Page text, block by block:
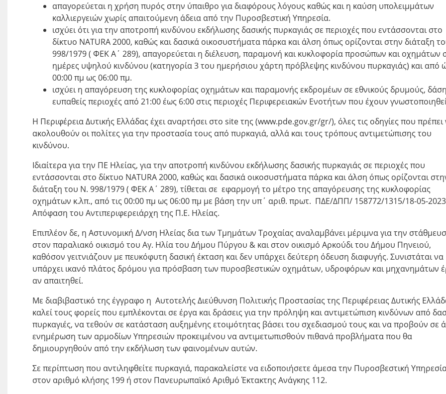
απαγορεύεται η χρήση πυρός στην ύπαιθρο για διαφόρους λόγους καθώς και η καύση υπολειμμάτων
καλλιεργειών χωρίς απαιτούμενη άδεια από την Πυροσβεστική Υπηρεσία.
ισχύει ότι για την αποτροπή κινδύνου εκδήλωσης δασικής πυρκαγιάς σε περιοχές που εντάσσονται στο
δίκτυο NATURA 2000, καθώς και δασικά οικοσυστήματα πάρκα και άλση όπως ορίζονται στην διάταξη
998/1979 ( ΦΕΚ Α΄ 289), απαγορεύεται η διέλευση, παραμονή και κυκλοφορία προσώπων και οχημάτων
ημέρες υψηλού κινδύνου (κατηγορία 3 του ημερήσιου χάρτη πρόβλεψης κινδύνου πυρκαγιάς) και από
00:00 πμ ως 06:00 πμ.
ισχύει η απαγόρευση της κυκλοφορίας οχημάτων και παραμονής εκδρομέων σε εθνικούς δρυμούς,
ευπαθείς περιοχές από 21:00 έως 6:00 στις περιοχές Περιφερειακών Ενοτήτων που έχουν
Η Περιφέρεια Δυτικής Ελλάδας έχει αναρτήσει στο site της (www.pde.gov.gr/gr/), όλες τις οδηγίες που πρέπει
ακολουθούν οι πολίτες για την προστασία τους από πυρκαγιά, αλλά και τους τρόπους αντιμετώπισης του
κινδύνου.
Ιδιαίτερα για την ΠΕ Ηλείας, για την αποτροπή κινδύνου εκδήλωσης δασικής πυρκαγιάς σε περιοχές που
εντάσσονται στο δίκτυο NATURA 2000, καθώς και δασικά οικοσυστήματα πάρκα και άλση όπως ορίζονται
διάταξη του Ν. 998/1979 ( ΦΕΚ Α΄ 289), τίθεται σε εφαρμογή το μέτρο της απαγόρευσης της κυκλοφορίας
οχημάτων κ.λπ., από τις 00:00 πμ ως 06:00 πμ με βάση την υπ΄ αριθ. πρωτ. ΠΔΕ/ΔΠΠ/ 158772/1315/18-05-2023
Απόφαση του Αντιπεριφερειάρχη της Π.Ε. Ηλείας.
Επιπλέον δε, η Αστυνομική Δ/νση Ηλείας δια των Τμημάτων Τροχαίας αναλαμβάνει μέριμνα για την
στον παραλιακό οικισμό του Αγ. Ηλία του Δήμου Πύργου & και στον οικισμό Αρκούδι του Δήμου Πηνειού,
καθόσον γειτνιάζουν με πευκόφυτη δασική έκταση και δεν υπάρχει δεύτερη όδευση διαφυγής. Συνιστάται να
υπάρχει ικανό πλάτος δρόμου για πρόσβαση των πυροσβεστικών οχημάτων, υδροφόρων και μηχανημάτων
αν απαιτηθεί.
Με διαβιβαστικό της έγγραφο η Αυτοτελής Διεύθυνση Πολιτικής Προστασίας της Περιφέρειας Δυτικής
καλεί τους φορείς που εμπλέκονται σε έργα και δράσεις για την πρόληψη και αντιμετώπιση κινδύνων από
πυρκαγιές, να τεθούν σε κατάσταση αυξημένης ετοιμότητας βάσει του σχεδιασμού τους και να προβούν σε
ενημέρωση των αρμοδίων Υπηρεσιών προκειμένου να αντιμετωπισθούν πιθανά προβλήματα που θα
δημιουργηθούν από την εκδήλωση των φαινομένων αυτών.
Σε περίπτωση που αντιληφθείτε πυρκαγιά, παρακαλείστε να ειδοποιήσετε άμεσα την Πυροσβεστική
στον αριθμό κλήσης 199 ή στον Πανευρωπαϊκό Αριθμό Έκτακτης Ανάγκης 112.